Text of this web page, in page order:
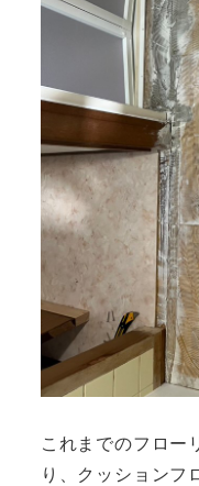
これまでのフロー
り、クッションフ